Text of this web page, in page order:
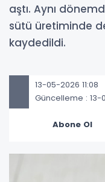
aştı. Aynı
sütü üretiminde
kaydedildi.
13-05-2026 11:08
Güncelleme : 13-
Abone Ol